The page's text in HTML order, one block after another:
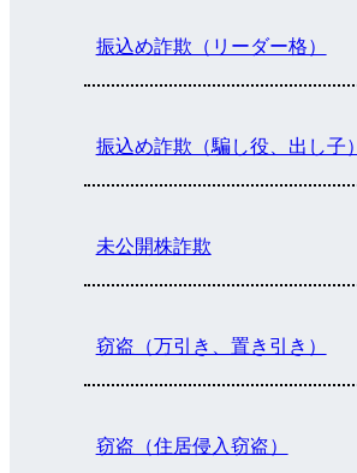
振込め詐欺（リーダー格）
振込め詐欺（騙し役、出し子）
未公開株詐欺
窃盗（万引き、置き引き）
窃盗（住居侵入窃盗）